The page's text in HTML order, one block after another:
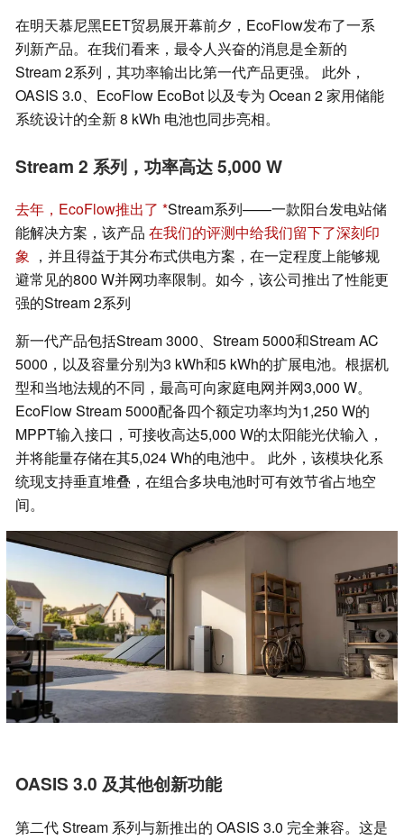
在明天慕尼黑EET贸易展开幕前夕，EcoFlow发布了一系
列新产品。在我们看来，最令人兴奋的消息是全新的
Stream 2系列，其功率输出比第一代产品更强。 此外，
OASIS 3.0、EcoFlow EcoBot 以及专为 Ocean 2 家用储能
系统设计的全新 8 kWh 电池也同步亮相。
Stream 2 系列，功率高达 5,000 W
去年，EcoFlow推出了 Stream系列——一款阳台发电站储
能解决方案，该产品 在我们的评测中给我们留下了深刻印
象 ，并且得益于其分布式供电方案，在一定程度上能够规
避常见的800 W并网功率限制。如今，该公司推出了性能更
强的Stream 2系列
新一代产品包括Stream 3000、Stream 5000和Stream AC
5000，以及容量分别为3 kWh和5 kWh的扩展电池。根据机
型和当地法规的不同，最高可向家庭电网并网3,000 W。
EcoFlow Stream 5000配备四个额定功率均为1,250 W的
MPPT输入接口，可接收高达5,000 W的太阳能光伏输入，
并将能量存储在其5,024 Wh的电池中。 此外，该模块化系
统现支持垂直堆叠，在组合多块电池时可有效节省占地空
间。
OASIS 3.0 及其他创新功能
第二代 Stream 系列与新推出的 OASIS 3.0 完全兼容。这是